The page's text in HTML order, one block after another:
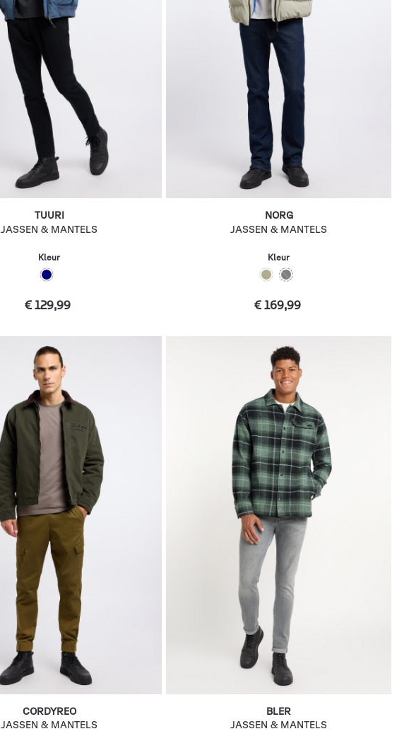
TUURI
JASSEN & MANTELS
Kleur
€ 129,99
NORG
JASSEN & MANTELS
Kleur
€ 169,99
CORDYREO
JASSEN & MANTELS
BLER
JASSEN & MANTELS